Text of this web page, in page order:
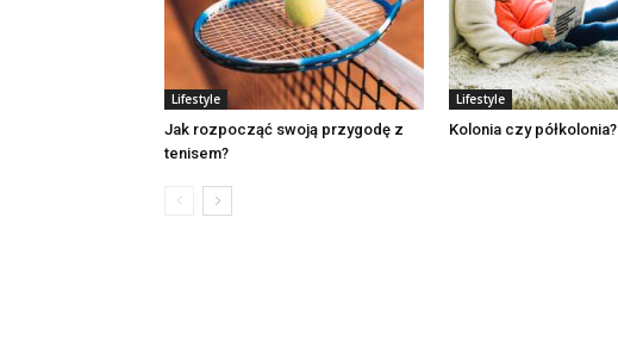
Lifestyle
Jak rozpocząć swoją przygodę z
tenisem?
Lifestyle
Kolonia czy półkolonia?